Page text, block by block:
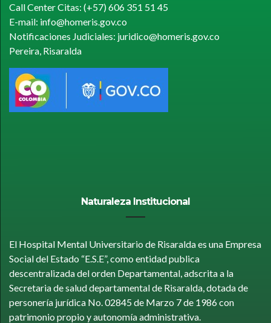
Call Center Citas: (+57) 606 351 51 45
E-mail: info@homeris.gov.co
Notificaciones Judiciales: juridico@homeris.gov.co
Pereira, Risaralda
Naturaleza Institucional
El Hospital Mental Universitario de Risaralda es una Empresa
Social del Estado “E.S.E”, como entidad publica
descentralizada del orden Departamental, adscrita a la
Secretaria de salud departamental de Risaralda, dotada de
personería jurídica No. 02845 de Marzo 7 de 1986 con
patrimonio propio y autonomía administrativa.